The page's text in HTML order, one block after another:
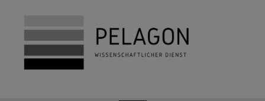
Zum
Inhalt
springen